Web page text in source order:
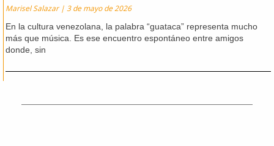
Marisel Salazar 3 de mayo de 2026
En la cultura venezolana, la palabra “guataca” representa mucho
más que música. Es ese encuentro espontáneo entre amigos
donde, sin